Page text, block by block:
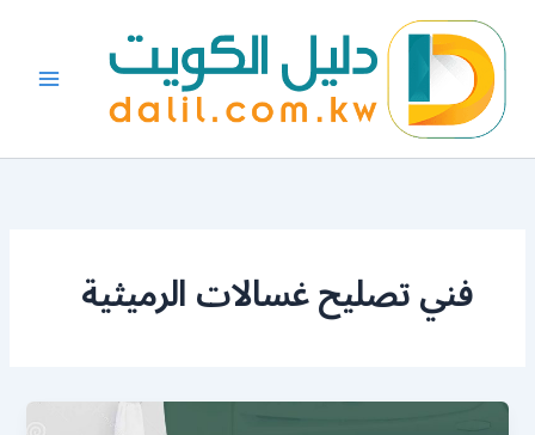
المحتوى
فني تصليح غسالات الرميثية